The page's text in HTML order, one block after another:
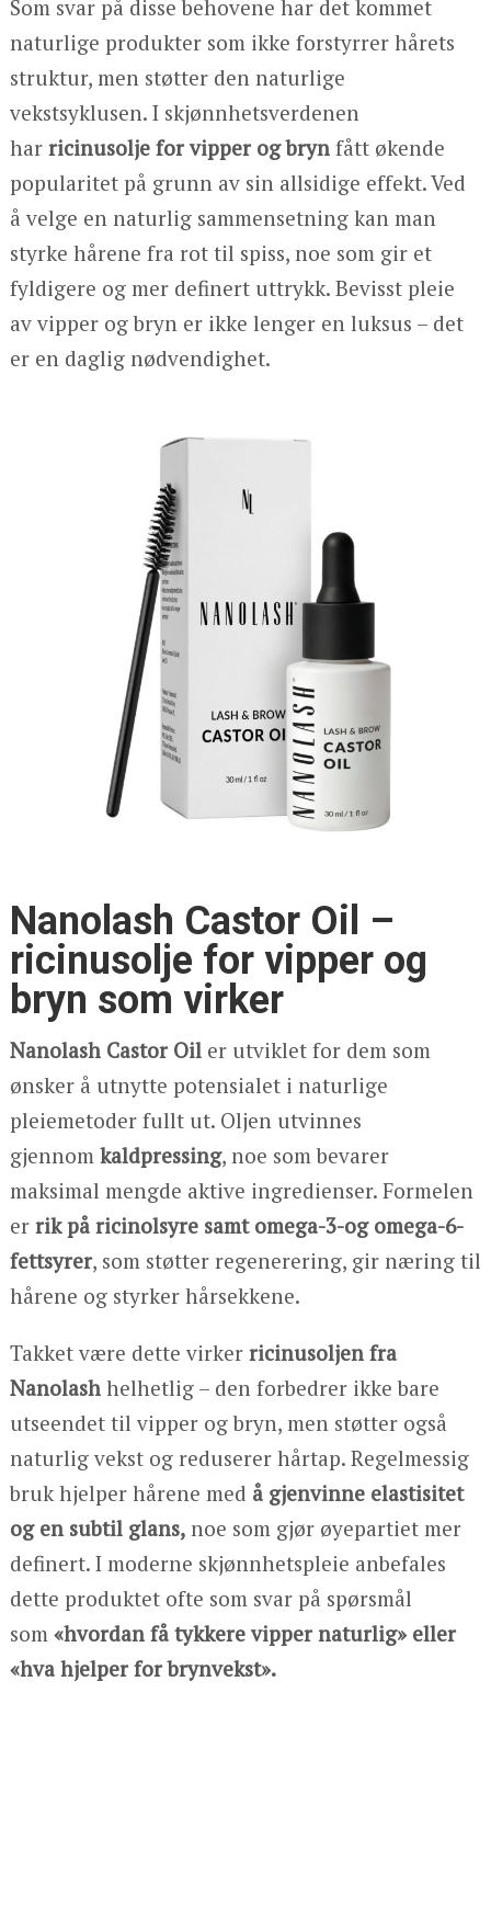
Som svar på disse behovene har det kommet
naturlige produkter som ikke forstyrrer hårets
struktur, men støtter den naturlige
vekstsyklusen. I skjønnhetsverdenen
har ricinusolje for vipper og brynfått økende
popularitet på grunn av sin allsidige effekt. Ved
å velge en naturlig sammensetning kan man
styrke hårene fra rot til spiss, noe som gir et
fyldigere og mer definert uttrykk. Bevisst pleie
av vipper og bryn er ikke lenger en luksus – det
er en daglig nødvendighet.
Nanolash Castor Oil –
ricinusolje for vipper og
bryn som virker
Nanolash Castor Oiler utviklet for dem som
ønsker å utnytte potensialet i naturlige
pleiemetoder fullt ut. Oljen utvinnes
gjennom kaldpressing, noe som bevarer
maksimal mengde aktive ingredienser. Formelen
er rik på ricinolsyre samt omega-3-og omega-6-
fettsyrer, som støtter regenerering, gir næring til
hårene og styrker hårsekkene.
Takket være dette virker ricinusoljen fra
Nanolashhelhetlig – den forbedrer ikke bare
utseendet til vipper og bryn, men støtter også
naturlig vekst og reduserer hårtap. Regelmessig
bruk hjelper hårene med å gjenvinne elastisitet
og en subtil glans,noe som gjør øyepartiet mer
definert. I moderne skjønnhetspleie anbefales
dette produktet ofte som svar på spørsmål
som «hvordan få tykkere vipper naturlig» eller
«hva hjelper for brynvekst».